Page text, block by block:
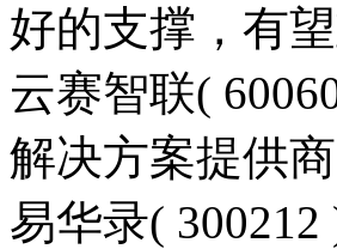
好的支撑，有
云赛智联(
解决方案提供商
易华录(